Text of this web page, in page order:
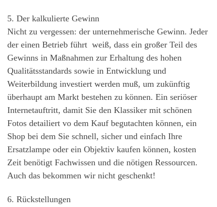
5. Der kalkulierte Gewinn
Nicht zu vergessen: der unternehmerische Gewinn. Jeder
der einen Betrieb führt weiß, dass ein großer Teil des
Gewinns in Maßnahmen zur Erhaltung des hohen
Qualitätsstandards sowie in Entwicklung und
Weiterbildung investiert werden muß, um zukünftig
überhaupt am Markt bestehen zu können. Ein seriöser
Internetauftritt, damit Sie den Klassiker mit schönen
Fotos detailiert vo dem Kauf begutachten können, ein
Shop bei dem Sie schnell, sicher und einfach Ihre
Ersatzlampe oder ein Objektiv kaufen können, kosten
Zeit benötigt Fachwissen und die nötigen Ressourcen.
Auch das bekommen wir nicht geschenkt!
6. Rückstellungen